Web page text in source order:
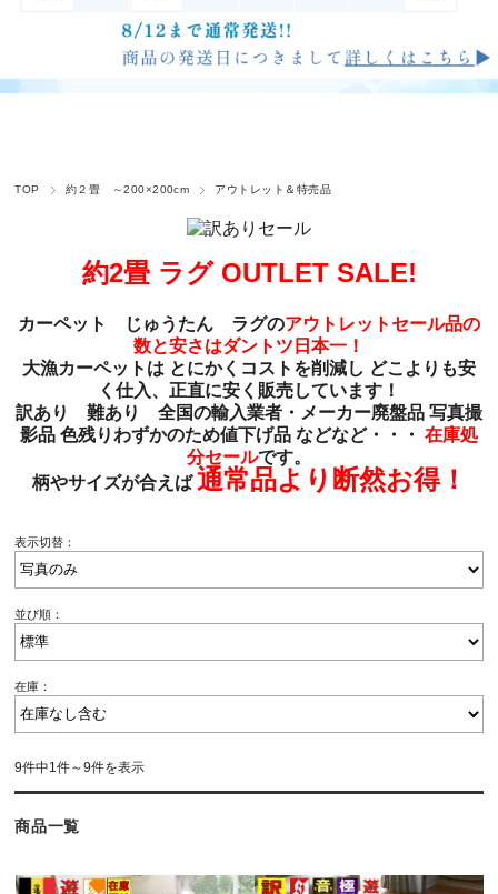
TOP 約２畳 ～200×200cm アウトレット＆特売品
約2畳 ラグ OUTLET SALE!
カーペット じゅうたん ラグのアウトレットセール品の
数と安さはダントツ日本一！
大漁カーペットは とにかくコストを削減し どこよりも安
く仕入、正直に安く販売しています！
訳あり 難あり 全国の輸入業者・メーカー廃盤品 写真撮
影品 色残りわずかのため値下げ品 などなど・・・ 在庫処
分セールです。
柄やサイズが合えば通常品より断然お得！
表示切替：
並び順：
在庫：
9件中1件～9件を表示
商品一覧